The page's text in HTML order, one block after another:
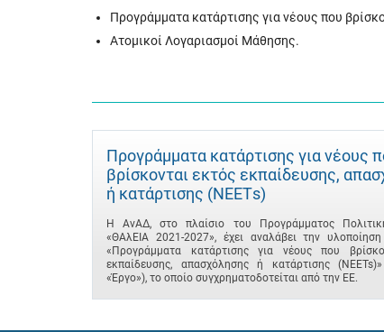
Προγράμματα κατάρτισης για νέους που
Ατομικοί Λογαριασμοί Μάθησης.
Προγράμματα κατάρτισης για νέους
βρίσκονται εκτός εκπαίδευσης,
ή κατάρτισης (ΝΕΕΤs)
Η ΑνΑΔ, στο πλαίσιο του Προγράμματος
«ΘΑλΕΙΑ 2021-2027», έχει αναλάβει την
«Προγράμματα κατάρτισης για νέους που
εκπαίδευσης, απασχόλησης ή κατάρτισης
«Έργο»), το οποίο συγχρηματοδοτείται από την ΕΕ.